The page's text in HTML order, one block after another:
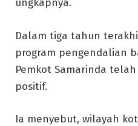
ungkapnya.
Dalam tiga tahun
program pengendalian
Pemkot Samarinda
positif.
Ia menyebut, wilayah